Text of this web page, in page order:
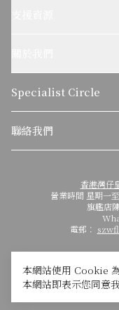
本網站使用 Cookie
本網站即表示您同意
可持續發展
關於麥迪森集團
Specialist Circle
聯絡我們
香港灣仔
營業時間 星期一
旗艦店
電郵：